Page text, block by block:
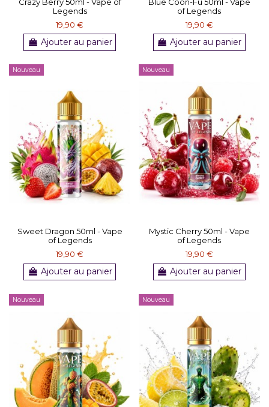
Legends
19,90 €
Ajouter au panier
of Legends
19,90 €
Ajouter au panier
Nouveau
Sweet Dragon 50ml - Vape
of Legends
19,90 €
Ajouter au panier
Nouveau
Mystic Cherry 50ml - Vape
of Legends
19,90 €
Ajouter au panier
Nouveau Nouveau